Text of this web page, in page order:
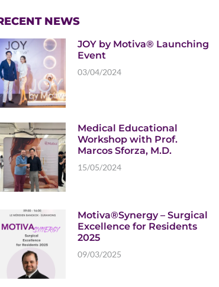
NEWS
JOY by Motiva® Launching
Event
03/04/2024
Medical Educational
Workshop with Prof.
Marcos Sforza, M.D.
15/05/2024
Motiva®Synergy – Surgical
Excellence for Residents
2025
09/03/2025